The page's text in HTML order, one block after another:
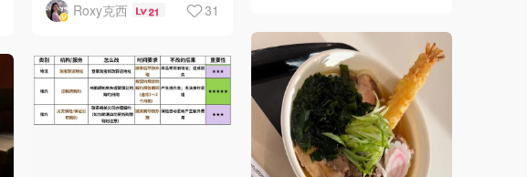
Roxy克西 21 31